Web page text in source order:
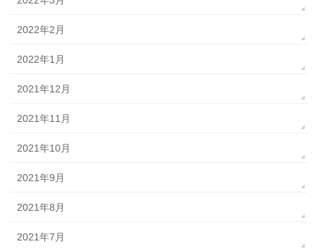
2022年2月
2022年1月
2021年12月
2021年11月
2021年10月
2021年9月
2021年8月
2021年7月